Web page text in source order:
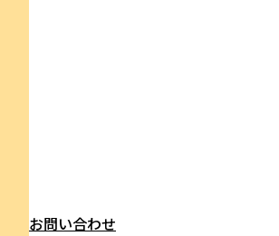
お問い合わせ